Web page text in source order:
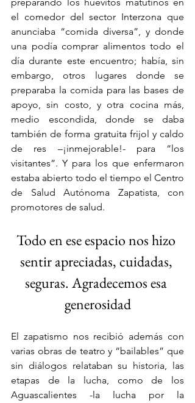
preparando los huevitos matutinos en
el comedor del sector Interzona que
anunciaba “comida diversa”, y donde
una podía comprar alimentos todo el
día durante este encuentro; había, sin
embargo, otros lugares donde se
preparaba la comida para las bases de
apoyo, sin costo, y otra cocina más,
medio escondida, donde se daba
también de forma gratuita frijol y caldo
de res –¡inmejorable!- para “los
visitantes”. Y para los que enfermaron
estaba abierto todo el tiempo el Centro
de Salud Autónoma Zapatista, con
promotores de salud.
Todo en ese espacio nos hizo
sentir apreciadas, cuidadas,
seguras. Agradecemos esa
generosidad
El zapatismo nos recibió además con
varias obras de teatro y “bailables” que
sin diálogos relataban su historia, las
etapas de la lucha, como de los
Aguascalientes -la lucha por la